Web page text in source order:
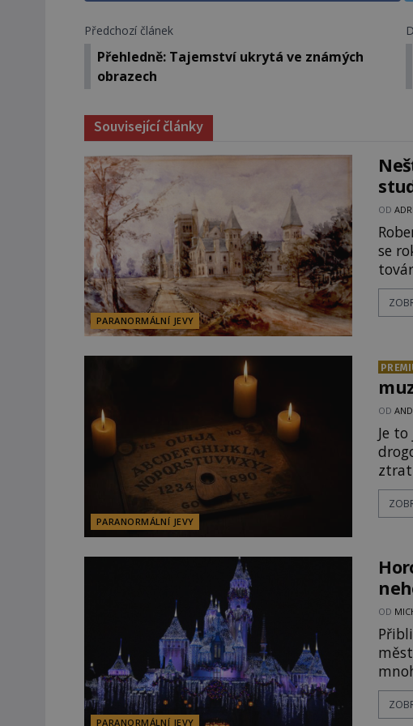
Předchozí článek
Přehledně: Tajemství ukrytá ve známých
obrazech
Související články
PARANORMÁLNÍ JEVY
OD
se
dědictvím...
PARANORMÁLNÍ JEVY
OD
Je
po
PARANORMÁLNÍ JEVY
OD
na